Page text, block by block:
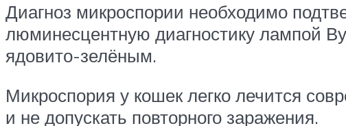
Диагноз микроспории необходимо
люминесцентную диагностику лампой
ядовито-зелёным.
Микроспория у кошек легко лечится
и не допускать повторного заражения.